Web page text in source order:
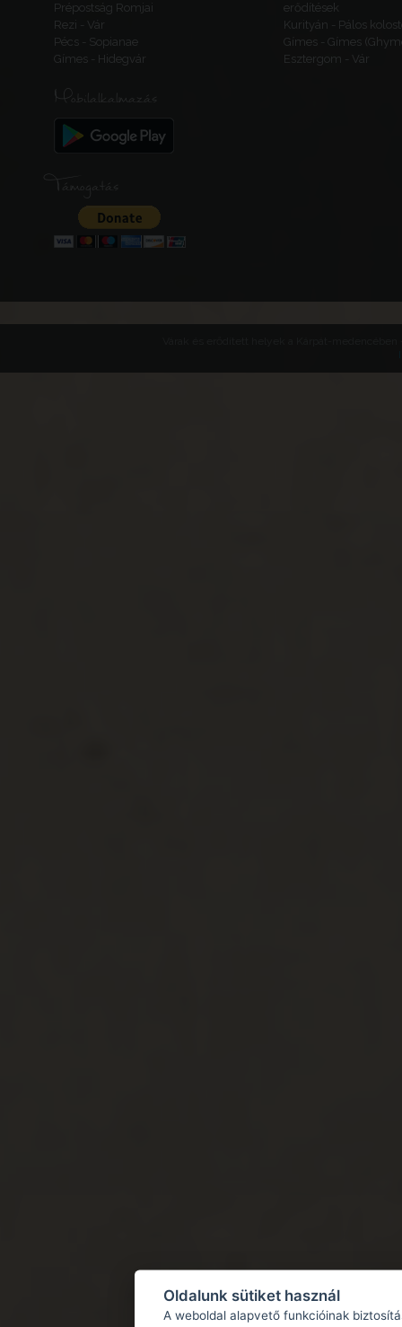
Prépostság Romjai
erődítések
Rezi - Vár
Kurityán - Pálos
Pécs - Sopianae
Gímes - Gímes
Gímes - Hidegvár
Esztergom - Vár
Mobilalkalmazás
Támogatás
Oldalunk sütiket használ
A weboldal alapvető funkcióinak